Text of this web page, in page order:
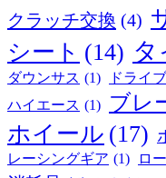
クラッチ交換 (4)
シート (14) タ
ダウンサス (1) ドライ
ハイエース (1) ブレ
ホイール (17)
レーシングギア (1) ロ